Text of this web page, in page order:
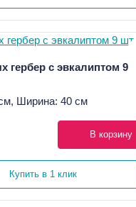
гербер с эвкалиптом 9
Ширина: 40 см
В корзину
Купить в 1 клик